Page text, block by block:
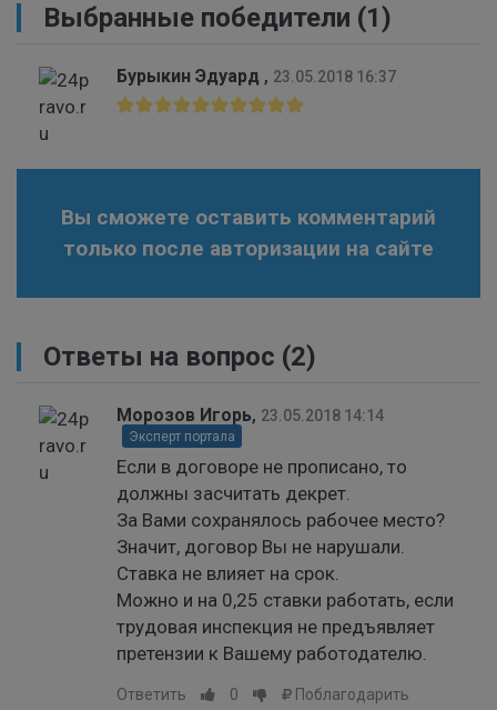
Выбранные победители (1)
Бурыкин Эдуард , 23.05.2018 16:37
Вы сможете оставить комментарий
только после авторизации на сайте
Ответы на вопрос (2)
Морозов Игорь, 23.05.2018 14:14
Эксперт портала
Если в договоре не прописано, то
должны засчитать декрет.
За Вами сохранялось рабочее место?
Значит, договор Вы не нарушали.
Ставка не влияет на срок.
Можно и на 0,25 ставки работать, если
трудовая инспекция не предъявляет
претензии к Вашему работодателю.
Ответить 0 Поблагодарить